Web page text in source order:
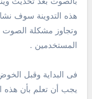
هذه التدوينة سوف
وتجاوز مشكلة الصوت
المستخدمين .
فى البداية وقبل
يجب أن تعلم بأن هذه